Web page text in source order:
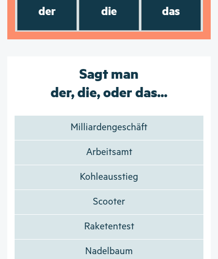
der die das
Sagt man
der, die, oder das...
Milliardengeschäft
Arbeitsamt
Kohleausstieg
Scooter
Raketentest
Nadelbaum